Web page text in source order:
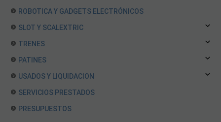
ROBOTICA Y GADGETS ELECTRÓNICOS
SLOT Y SCALEXTRIC
TRENES
PATINES
USADOS Y LIQUIDACION
SERVICIOS PRESTADOS
PRESUPUESTOS